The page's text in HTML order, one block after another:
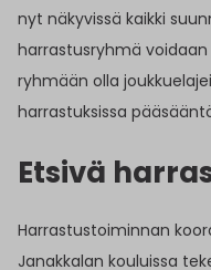
nyt näkyvissä kaikki
harrastusryhmä
ryhmään olla
harrastuksissa
Etsivä
Harrastustoiminnan
Janakkalan kouluissa